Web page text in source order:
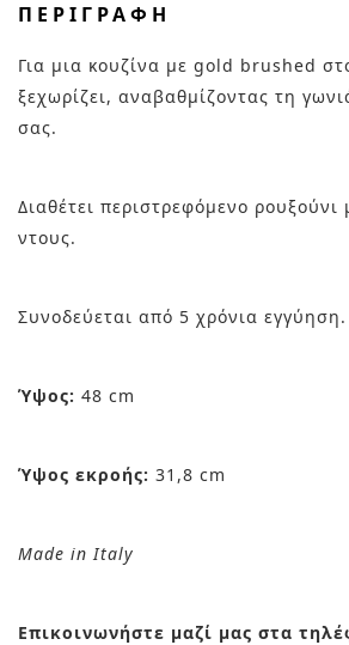
ΠΕΡΙΓΡΑΦΉ
Για μια κουζίνα με gold brushed
ξεχωρίζει, αναβαθμίζοντας τη
σας.
Διαθέτει περιστρεφόμενο
ντους.
Συνοδεύεται από 5 χρόνια εγγύηση.
Ύψος: 48 cm
Ύψος εκροής: 31,8 cm
Made in Italy
Επικοινωνήστε μαζί μας στα